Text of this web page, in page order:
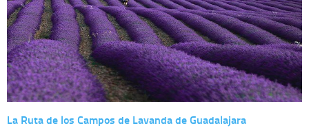
La Ruta de los Campos de Lavanda de Guadalajara